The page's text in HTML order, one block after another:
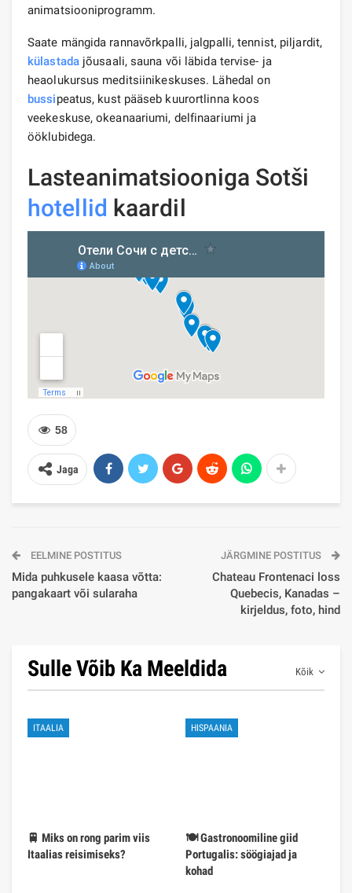
animatsiooniprogramm.
Saate mängida rannavõrkpalli, jalgpalli, tennist, piljardit,
külastadajõusaali, sauna või läbida tervise- ja
heaolukursus meditsiinikeskuses. Lähedal on
bussipeatus, kust pääseb kuurortlinna koos
veekeskuse, okeanaariumi, delfinaariumi ja
ööklubidega.
Lasteanimatsiooniga Sotši
hotellid kaardil
58
Jaga
EELMINE POSTITUS
Mida puhkusele kaasa võtta:
pangakaart või sularaha
JÄRGMINE POSTITUS
Chateau Frontenaci loss
Quebecis, Kanadas –
kirjeldus, foto, hind
Kõik
Sulle Võib Ka Meeldida
ITAALIA
🚆 Miks on rong parim viis
Itaalias reisimiseks?
HISPAANIA
🍽️ Gastronoomiline giid
Portugalis: söögiajad ja
kohad